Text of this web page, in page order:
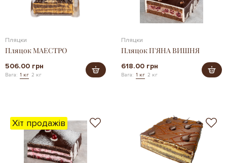
Пляцки
Пляцок МАЕСТРО
506.00 грн
Вага: 1 кг 2 кг
Пляцки
Пляцок П'ЯНА ВИШНЯ
618.00 грн
Вага: 1 кг 2 кг
Хіт продажів